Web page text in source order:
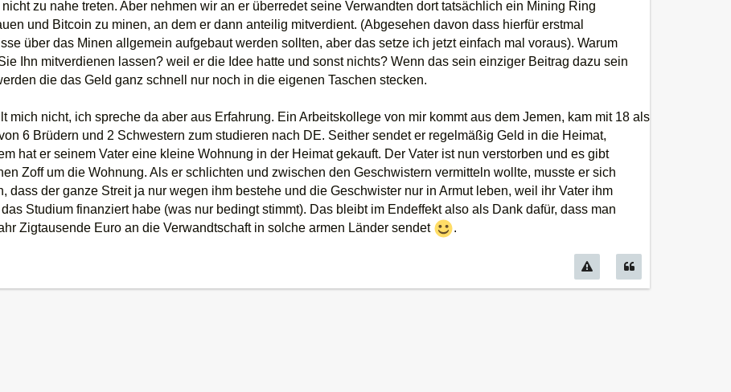
zu nahe treten. Aber nehmen wir an er überredet seine Verwandten dort tatsächlich ein Mining Ring
und Bitcoin zu minen, an dem er dann anteilig mitverdient. (Abgesehen davon dass hierfür erstmal
über das Minen allgemein aufgebaut werden sollten, aber das setze ich jetzt einfach mal voraus). Warum
Ihn mitverdienen lassen? weil er die Idee hatte und sonst nichts? Wenn das sein einziger Beitrag dazu sein
die das Geld ganz schnell nur noch in die eigenen Taschen stecken.
mich nicht, ich spreche da aber aus Erfahrung. Ein Arbeitskollege von mir kommt aus dem Jemen, kam mit 18 als
6 Brüdern und 2 Schwestern zum studieren nach DE. Seither sendet er regelmäßig Geld in die Heimat,
hat er seinem Vater eine kleine Wohnung in der Heimat gekauft. Der Vater ist nun verstorben und es gibt
Zoff um die Wohnung. Als er schlichten und zwischen den Geschwistern vermitteln wollte, musste er sich
dass der ganze Streit ja nur wegen ihm bestehe und die Geschwister nur in Armut leben, weil ihr Vater ihm
Studium finanziert habe (was nur bedingt stimmt). Das bleibt im Endeffekt also als Dank dafür, dass man
Zigtausende Euro an die Verwandtschaft in solche armen Länder sendet
.